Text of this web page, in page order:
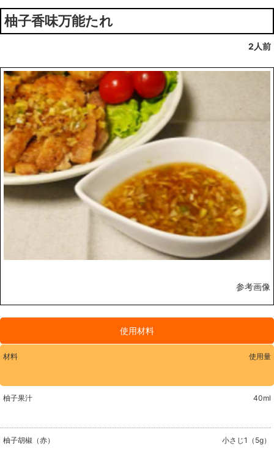
柚子香味万能たれ
2人前
参考画像
使用材料
材料 使用量
柚子果汁 40ml
柚子胡椒（赤） 小さじ1（5g）